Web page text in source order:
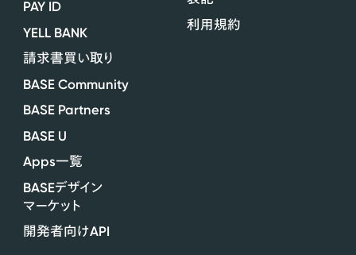
PAY ID
YELL BANK
請求書買い取り
BASE Community
BASE Partners
BASE U
Apps一覧
BASEデザイン
マーケット
開発者向けAPI
利用規約